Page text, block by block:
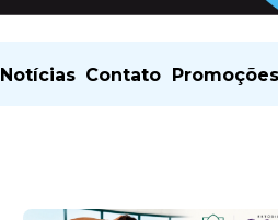
Notícias Contato Promoções